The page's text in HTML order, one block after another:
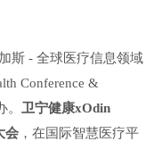
斯 - 全球医疗信息领域
Conference &
卫宁健康xOdin
会 ，在国际智慧医疗平